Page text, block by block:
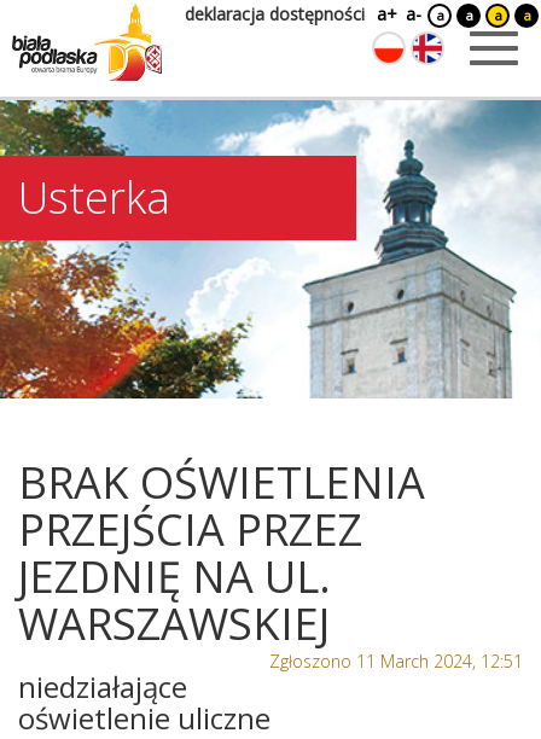
deklaracja dostępności a+ a- a a a a
Usterka
BRAK OŚWIETLENIA
PRZEJŚCIA PRZEZ
JEZDNIĘ NA UL.
WARSZAWSKIEJ
Zgłoszono 11 March 2024, 12:51
niedziałające
oświetlenie uliczne